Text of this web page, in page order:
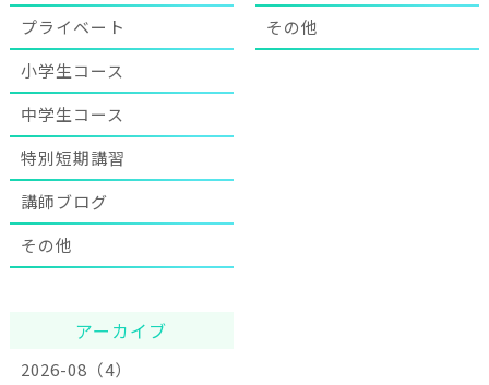
プライベート
小学生コース
中学生コース
特別短期講習
講師ブログ
その他
その他
アーカイブ
2026-08（4）